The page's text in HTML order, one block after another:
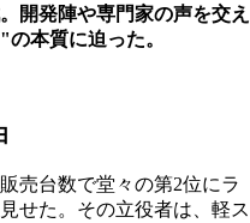
開発陣や専門家の声を交え
本質に迫った。
売台数で堂々の第2位にラ
せた。その立役者は、軽ス